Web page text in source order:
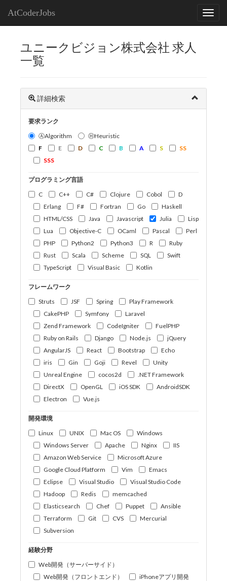
AtCoderJobs
ユニークビジョン株式会社 求人
一覧
詳細検索
要求ランク
ⒶAlgorithm
ⒽHeuristic
F
E D C B A S
SS
SSS
プログラミング言語
C
C++ C# Clojure Cobol
D
Erlang
F# Fortran Go
Haskell
HTML/CSS
Java Javascript Julia
Lisp
Lua
Objective-C OCaml Pascal
Perl
PHP
Python2 Python3 R
Ruby
Rust
Scala Scheme SQL
Swift
TypeScript
Visual Basic Kotlin
フレームワーク
Struts
JSF Spring
Play Framework
CakePHP
Symfony
Laravel
Zend Framework
CodeIgniter
FuelPHP
Ruby on Rails
Django Node.js
jQuery
AngularJS
React Bootstrap
Echo
iris
Gin Goji Revel
Unity
Unreal Engine
cocos2d
.NET Framework
DirectX
OpenGL iOS SDK
AndroidSDK
Electron
Vue.js
開発環境
Linux
UNIX Mac OS
Windows
Windows Server
Apache Nginx
IIS
Amazon Web Service
Microsoft Azure
Google Cloud Platform
Vim
Emacs
Eclipse
Visual Studio
Visual Studio Code
Hadoop
Redis
memcached
Elasticsearch
Chef Puppet
Ansible
Terraform
Git CVS
Mercurial
Subversion
経験分野
Web開発（サーバーサイド）
Web開発（フロントエンド）
iPhoneアプリ開発